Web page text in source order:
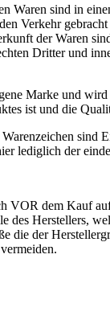
Waren sind in
Verkehr
der Waren
Dritter und
Marke und
ist und die
sind
lediglich der
VOR dem Kauf
des Herstellers,
die der